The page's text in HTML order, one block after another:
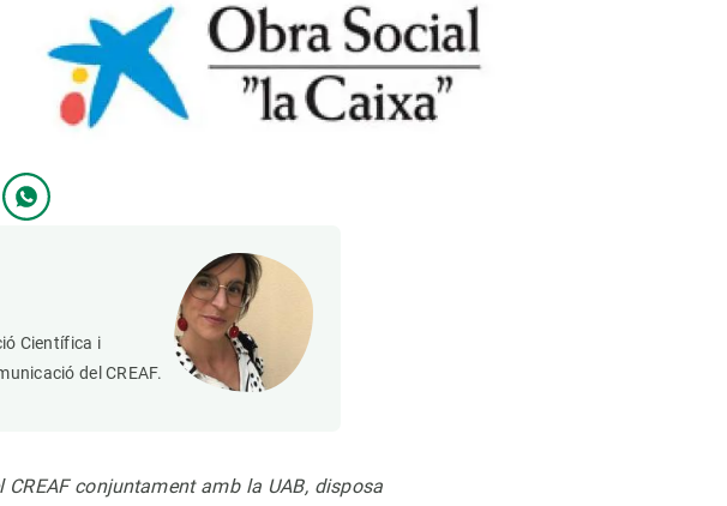
Científica i
del CREAF.
conjuntament amb la UAB, disposa